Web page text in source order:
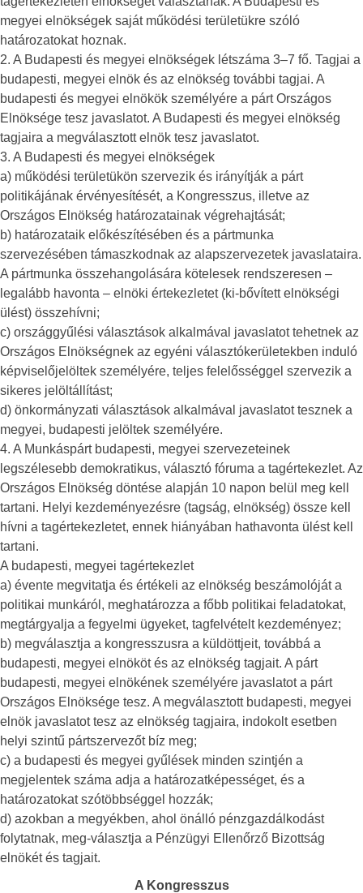
megyei elnökségek saját működési területükre szóló
határozatokat hoznak.
2. A Budapesti és megyei elnökségek létszáma 3–7 fő. Tagjai a
budapesti, megyei elnök és az elnökség további tagjai. A
budapesti és megyei elnökök személyére a párt Országos
Elnöksége tesz javaslatot. A Budapesti és megyei elnökség
tagjaira a megválasztott elnök tesz javaslatot.
3. A Budapesti és megyei elnökségek
a) működési területükön szervezik és irányítják a párt
politikájának érvényesítését, a Kongresszus, illetve az
Országos Elnökség határozatainak végrehajtását;
b) határozataik előkészítésében és a pártmunka
szervezésében támaszkodnak az alapszervezetek javaslataira.
A pártmunka összehangolására kötelesek rendszeresen –
legalább havonta – elnöki értekezletet (ki-bővített elnökségi
ülést) összehívni;
c) országgyűlési választások alkalmával javaslatot tehetnek az
Országos Elnökségnek az egyéni választókerületekben induló
képviselőjelöltek személyére, teljes felelősséggel szervezik a
sikeres jelöltállítást;
d) önkormányzati választások alkalmával javaslatot tesznek a
megyei, budapesti jelöltek személyére.
4. A Munkáspárt budapesti, megyei szervezeteinek
legszélesebb demokratikus, választó fóruma a tagértekezlet. Az
Országos Elnökség döntése alapján 10 napon belül meg kell
tartani. Helyi kezdeményezésre (tagság, elnökség) össze kell
hívni a tagértekezletet, ennek hiányában hathavonta ülést kell
tartani.
A budapesti, megyei tagértekezlet
a) évente megvitatja és értékeli az elnökség beszámolóját a
politikai munkáról, meghatározza a főbb politikai feladatokat,
megtárgyalja a fegyelmi ügyeket, tagfelvételt kezdeményez;
b) megválasztja a kongresszusra a küldöttjeit, továbbá a
budapesti, megyei elnököt és az elnökség tagjait. A párt
budapesti, megyei elnökének személyére javaslatot a párt
Országos Elnöksége tesz. A megválasztott budapesti, megyei
elnök javaslatot tesz az elnökség tagjaira, indokolt esetben
helyi szintű pártszervezőt bíz meg;
c) a budapesti és megyei gyűlések minden szintjén a
megjelentek száma adja a határozatképességet, és a
határozatokat szótöbbséggel hozzák;
d) azokban a megyékben, ahol önálló pénzgazdálkodást
folytatnak, meg-választja a Pénzügyi Ellenőrző Bizottság
elnökét és tagjait.
A Kongresszus